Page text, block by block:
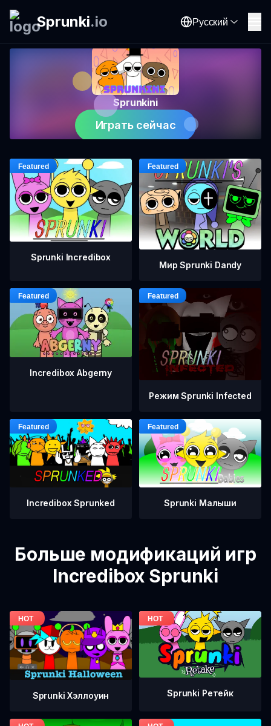
Sprunki.io Русский
Sprunkini
Играть сейчас
Sprunki Incredibox
Мир Sprunki Dandy
Incredibox Abgerny
Режим Sprunki Infected
Incredibox Sprunked Sprunki Малыши
Больше модификаций игр
Incredibox Sprunki
Sprunki Хэллоуин Sprunki Ретейк